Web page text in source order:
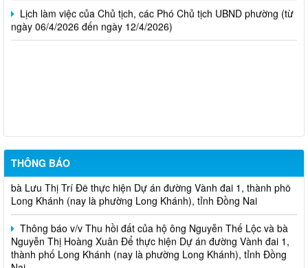
Lịch làm việc của Chủ tịch, các Phó Chủ tịch UBND phường (từ
ngày 06/4/2026 đến ngày 12/4/2026)
THÔNG BÁO
chuyển hướng tại 02 nút giao Quốc lộ 1
Thông báo v/v Thu hồi đất của hộ ông Nguyễn Thọ Thanh và
bà Lưu Thị Trí Để thực hiện Dự án đường Vành đai 1, thành phố
Long Khánh (nay là phường Long Khánh), tỉnh Đồng Nai
Thông báo v/v Thu hồi đất của hộ ông Nguyễn Thế Lộc và bà
Nguyễn Thị Hoàng Xuân Để thực hiện Dự án đường Vành đai 1,
thành phố Long Khánh (nay là phường Long Khánh), tỉnh Đồng
Nai